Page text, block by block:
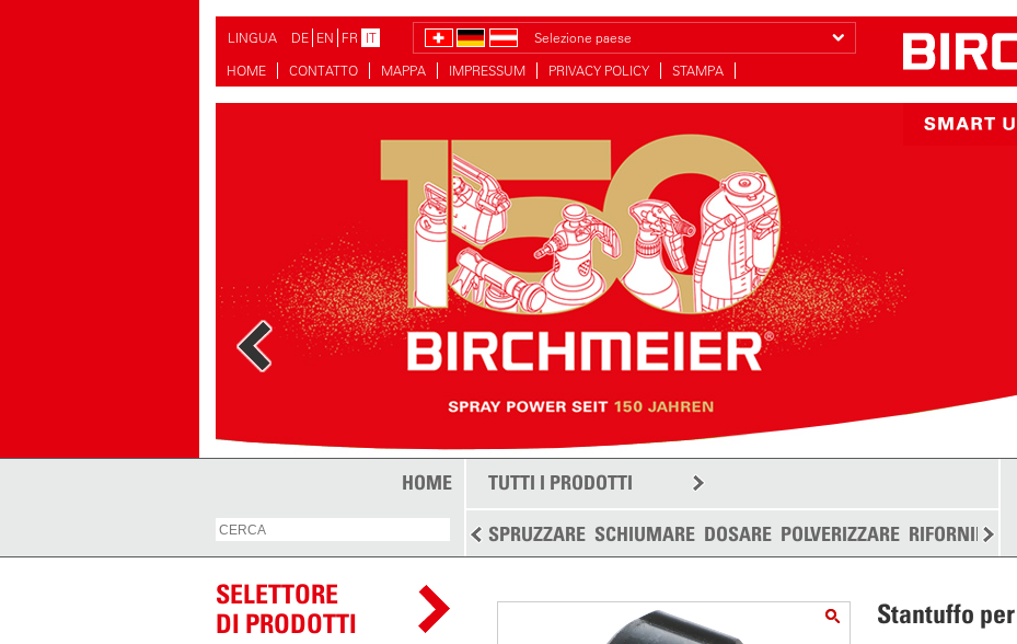
LINGUA DE EN FR IT
Selezione paese
HOME
CONTATTO MAPPA IMPRESSUM PRIVACY POLICY STAMPA
HOME TUTTI I PRODOTTI
SPRUZZARE SCHIUMARE DOSARE POLVERIZZARE RIFORNIRE
SELETTORE
DI PRODOTTI
Stantuffo